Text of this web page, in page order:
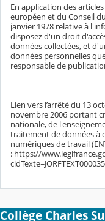
En application des
européen et du Conseil
janvier 1978 relative à
disposez d'un droit
données collectées, et
données personnelles
responsable de
Lien vers l’arrêté du 13
novembre 2006 portant
nationale, de
traitement de données à
numériques de travail
: https://
Collège Charles